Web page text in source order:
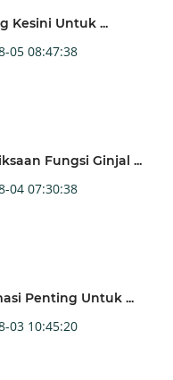
Kesini Untuk ...
05 08:47:38
Fungsi Ginjal ...
04 07:30:38
Penting Untuk ...
03 10:45:20